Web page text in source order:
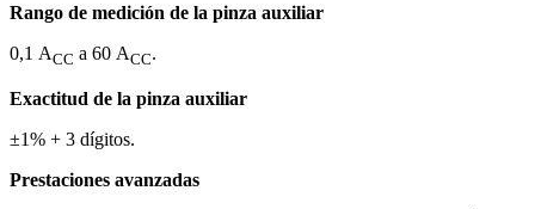
Rango de medición de la pinza auxiliar
0,1 ACC a 60 ACC.
Exactitud de la pinza auxiliar
±1% + 3 dígitos.
Prestaciones avanzadas